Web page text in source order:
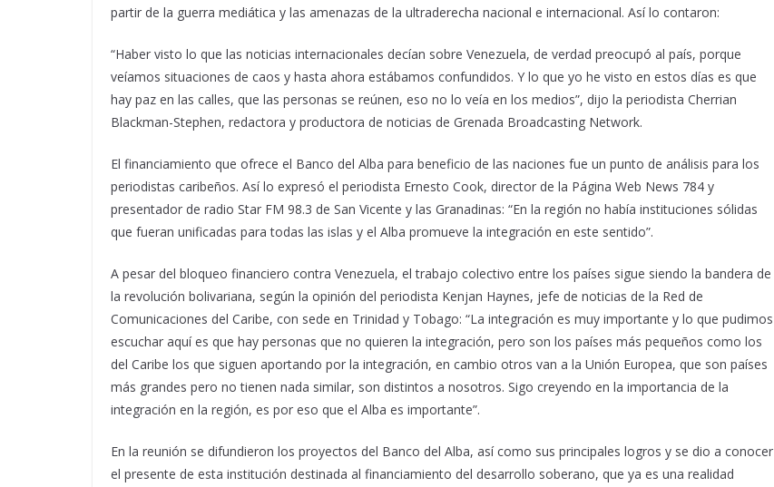
partir de la guerra mediática y las amenazas de la ultraderecha nacional e internacional. Así lo contaron:
“Haber visto lo que las noticias internacionales decían sobre Venezuela, de verdad preocupó al país, porque
veíamos situaciones de caos y hasta ahora estábamos confundidos. Y lo que yo he visto en estos días es que
hay paz en las calles, que las personas se reúnen, eso no lo veía en los medios”, dijo la periodista Cherrian
Blackman-Stephen, redactora y productora de noticias de Grenada Broadcasting Network.
El financiamiento que ofrece el Banco del Alba para beneficio de las naciones fue un punto de análisis para los
periodistas caribeños. Así lo expresó el periodista Ernesto Cook, director de la Página Web News 784 y
presentador de radio Star FM 98.3 de San Vicente y las Granadinas: “En la región no había instituciones sólidas
que fueran unificadas para todas las islas y el Alba promueve la integración en este sentido”.
A pesar del bloqueo financiero contra Venezuela, el trabajo colectivo entre los países sigue siendo la bandera de
la revolución bolivariana, según la opinión del periodista Kenjan Haynes, jefe de noticias de la Red de
Comunicaciones del Caribe, con sede en Trinidad y Tobago: “La integración es muy importante y lo que pudimos
escuchar aquí es que hay personas que no quieren la integración, pero son los países más pequeños como los
del Caribe los que siguen aportando por la integración, en cambio otros van a la Unión Europea, que son países
más grandes pero no tienen nada similar, son distintos a nosotros. Sigo creyendo en la importancia de la
integración en la región, es por eso que el Alba es importante”.
En la reunión se difundieron los proyectos del Banco del Alba, así como sus principales logros y se dio a conocer
el presente de esta institución destinada al financiamiento del desarrollo soberano, que ya es una realidad